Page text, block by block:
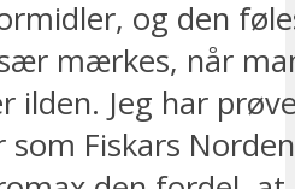
og den
mærkes, når
ilden. Jeg har
Fiskars